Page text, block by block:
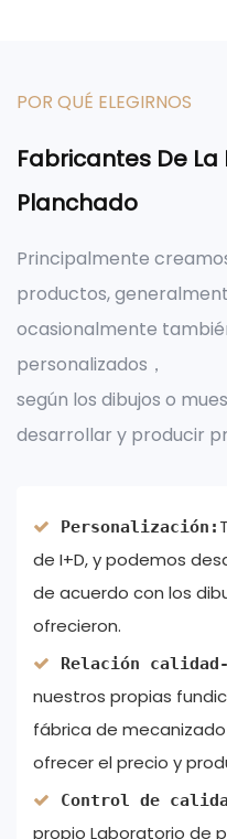
POR QUÉ ELEGIRNOS
Fabricantes De
Planchado
Principalmente
productos,
ocasionalmente
personalizados，
según los dibujos o
desarrollar y producir
Personalización:
de I+D, y podemos
de acuerdo con los
ofrecieron.
Relación
nuestros propias
fábrica de
ofrecer el precio y
Control de
propio Laboratorio de